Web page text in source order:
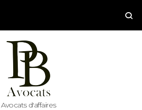
Avocats d'affaires